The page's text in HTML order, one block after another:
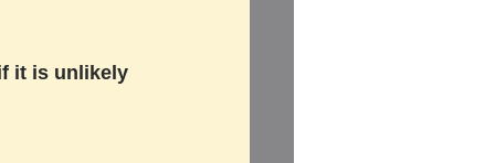
it is unlikely